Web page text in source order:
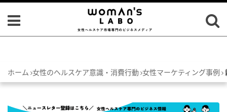
ホーム 女性のヘルスケア意識・消費行動 女性マーケティング事例